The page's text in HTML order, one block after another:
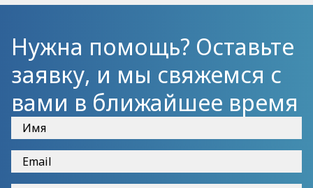
Нужна помощь? Оставьте
заявку, и мы свяжемся с
вами в ближайшее время